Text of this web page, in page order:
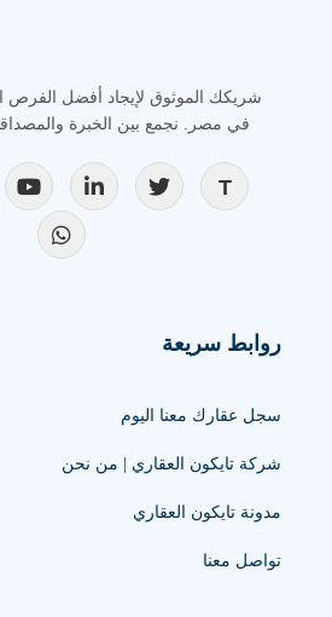
شريكك الموثوق لإيجاد أفضل الفرص
في مصر. نجمع بين الخبرة
روابط سريعة
سجل عقارك معنا اليوم
شركة تايكون العقاري | من نحن
مدونة تايكون العقاري
تواصل معنا